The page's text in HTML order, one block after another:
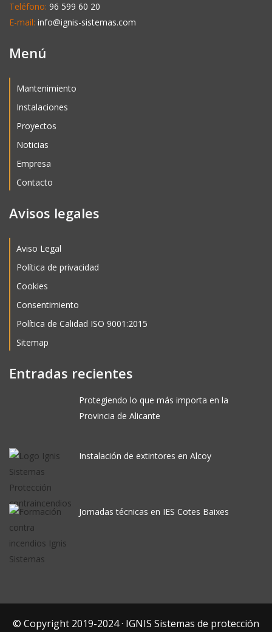
Teléfono: 96 599 60 20
E-mail: info@ignis-sistemas.com
Menú
Mantenimiento
Instalaciones
Proyectos
Noticias
Empresa
Contacto
Avisos legales
Aviso Legal
Política de privacidad
Cookies
Consentimiento
Política de Calidad ISO 9001:2015
Sitemap
Entradas recientes
Protegiendo lo que más importa en la
Provincia de Alicante
Instalación de extintores en Alcoy
Jornadas técnicas en IES Cotes Baixes
© Copyright 2019-2024 · IGNIS Sistemas de protección